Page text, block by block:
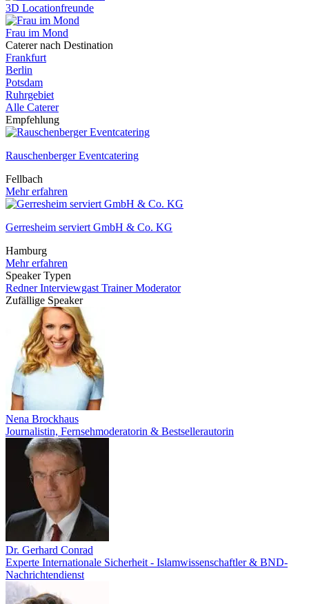
3D Locationfreunde
Frau im Mond
Caterer nach Destination
Frankfurt
Berlin
Potsdam
Ruhrgebiet
Alle Caterer
Empfehlung
Rauschenberger Eventcatering
Fellbach
Mehr erfahren
Gerresheim serviert GmbH & Co. KG
Hamburg
Mehr erfahren
Speaker Typen
RednerInterviewgast TrainerModerator
Zufällige Speaker
Nena Brockhaus
Journalistin, Fernsehmoderatorin & Bestsellerautorin
Dr. Gerhard Conrad
Experte Internationale Sicherheit - Islamwissenschaftler & BND-
Nachrichtendienst